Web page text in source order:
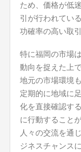
ため、価格が低
引が行われてい
功確率の高い取
特に福岡の市場
動向を捉えた上
地元の市場環境
定期的に地域に
化を直接確認す
に行動すること
人々の交流を通
ジネスチャンス